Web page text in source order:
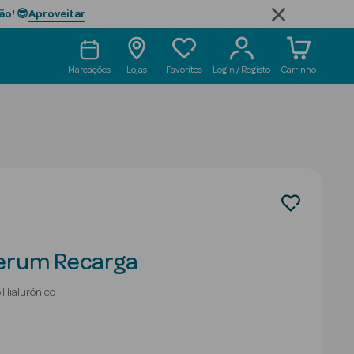
😎Aproveitar
Marcações Lojas Favoritos Login / Registo Carrinho
Recarga
Hialurónico